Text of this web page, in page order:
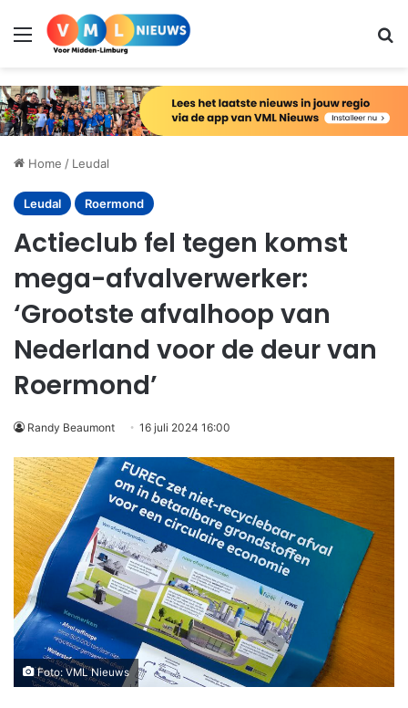
Menu
Home / Leudal
Leudal Roermond
Actieclub fel tegen komst
mega-afvalverwerker:
‘Grootste afvalhoop van
Nederland voor de deur van
Roermond’
Randy Beaumont 16 juli 2024 16:00
Foto: VML Nieuws